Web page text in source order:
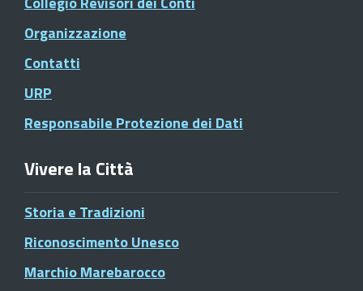
Organizzazione
Contatti
URP
Responsabile Protezione dei Dati
Vivere la Città
Storia e Tradizioni
Riconoscimento Unesco
Marchio Marebarocco